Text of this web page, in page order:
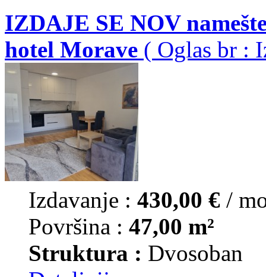
IZDAJE SE NOV
hotel Morave ( Oglas br :
Izdavanje : 430,00 € /
Površina : 47,00 m²
Struktura : Dvosoban